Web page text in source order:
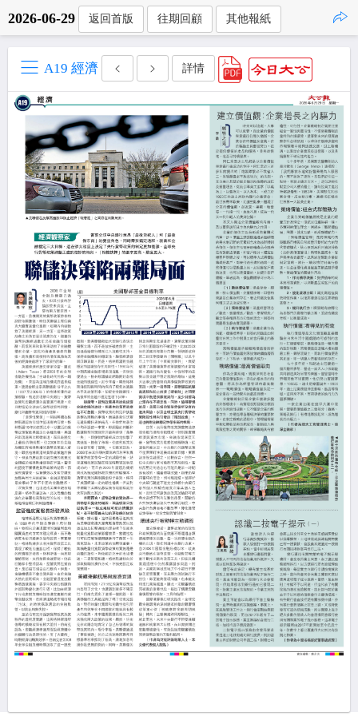
2026-06-29 返回首版 往期回顧 其他報紙
A19 經濟 詳情